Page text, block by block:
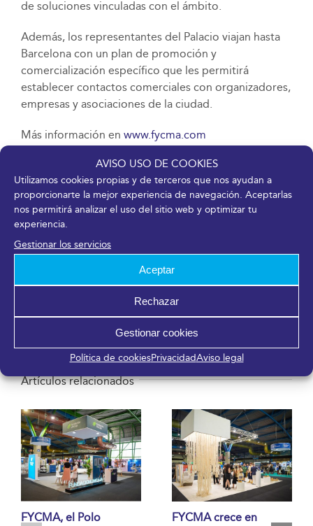
AVISO USO DE COOKIES
Utilizamos cookies propias y de terceros que nos ayudan a
proporcionarte la mejor experiencia de navegación. Aceptarlas
nos permitirá analizar el uso del sitio web y optimizar tu
experiencia.
Gestionar los servicios
Aceptar
Rechazar
Gestionar cookies
Política de cookiesPrivacidadAviso legal
de soluciones vinculadas con el ámbito.
Además, los representantes del Palacio viajan hasta
Barcelona con un plan de promoción y
comercialización específico que les permitirá
establecer contactos comerciales con organizadores,
empresas y asociaciones de la ciudad.
Más información en www.fycma.com
22 octubre, 2018
¡Comparte en tus redes sociales!
electrónico
Artículos relacionados
FYCMA, el Polo
FYCMA crece en